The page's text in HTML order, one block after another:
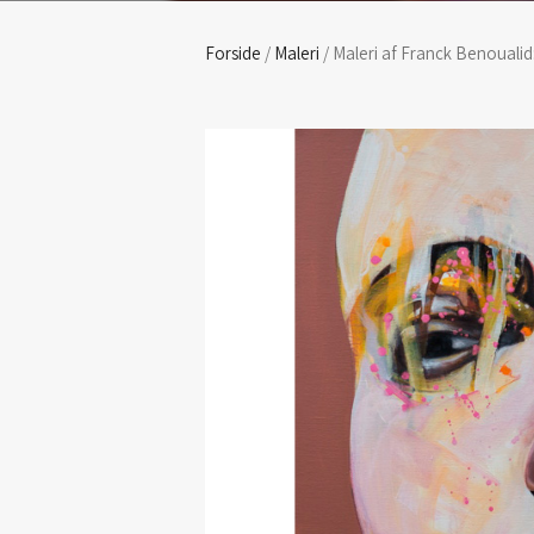
Forside / Maleri / Maleri af Franck